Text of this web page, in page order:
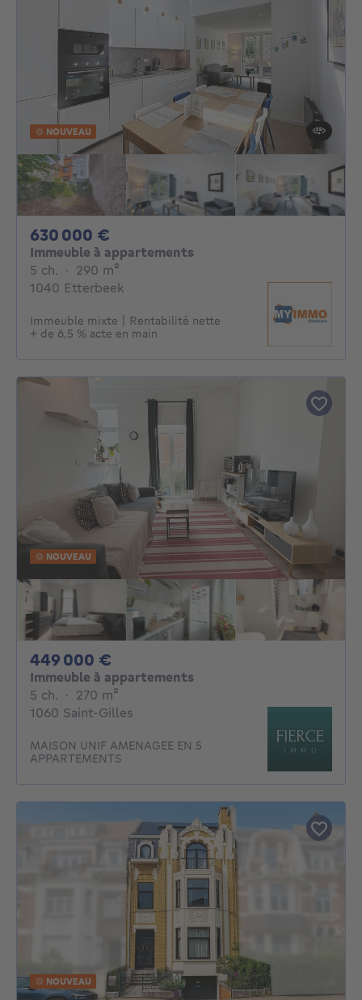
NOUVEAU
630 000 €
Immeuble à appartements
5 ch. 5 chambres
· 290 m²
1040 Etterbeek
Immeuble mixte | Rentabilité nette
+ de 6,5 % acte en main
NOUVEAU
449 000 €
Immeuble à appartements
5 ch. 5 chambres
· 270 m²
1060 Saint-Gilles
MAISON UNIF AMENAGEE EN 5
APPARTEMENTS
NOUVEAU